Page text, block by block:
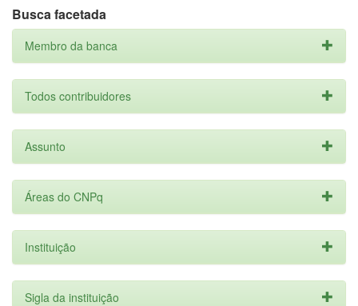
Busca facetada
Membro da banca
Todos contribuidores
Assunto
Áreas do CNPq
Instituição
Sigla da instituição